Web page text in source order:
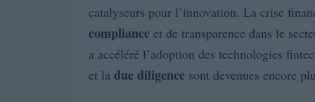
catalyseurs pour l’innovation. La crise
compliance et de transparence dans le
a accéléré l’adoption des technologies
et la due diligence sont devenues encore